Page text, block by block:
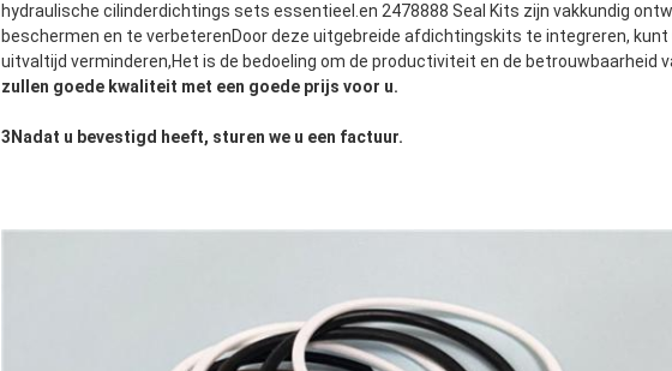
hydraulische cilinderdichtings sets essentieel.en 2478888 Seal Kits zijn vakkundig
beschermen en te verbeterenDoor deze uitgebreide afdichtingskits te integreren,
uitvaltijd verminderen,Het is de bedoeling om de productiviteit en de betrouwbaarheid
zullen goede kwaliteit met een goede prijs voor u.
3Nadat u bevestigd heeft, sturen we u een factuur.